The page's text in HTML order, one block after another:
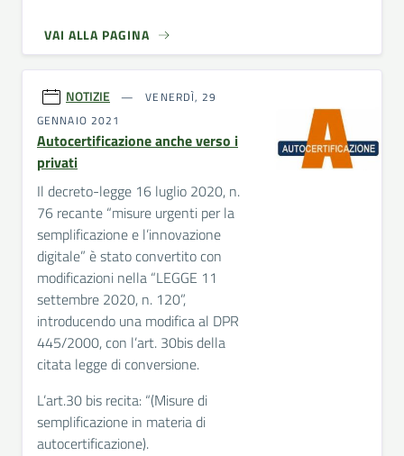
VAI ALLA PAGINA
NOTIZIE
VENERDÌ, 29
GENNAIO 2021
Autocertificazione anche verso i
privati
Il decreto-legge 16 luglio 2020, n.
76 recante “misure urgenti per la
semplificazione e l’innovazione
digitale” è stato convertito con
modificazioni nella “LEGGE 11
settembre 2020, n. 120”,
introducendo una modifica al DPR
445/2000, con l’art. 30bis della
citata legge di conversione.
L’art.30 bis recita: “(Misure di
semplificazione in materia di
autocertificazione).